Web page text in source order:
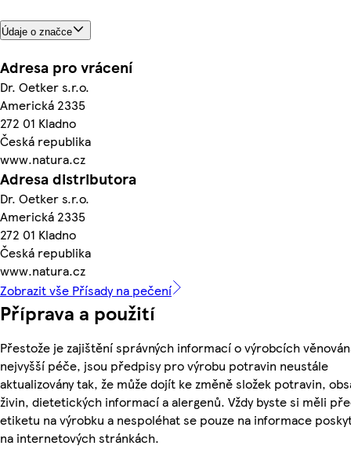
Údaje o značce
Adresa pro vrácení
Dr. Oetker s.r.o.
Americká 2335
272 01 Kladno
Česká republika
www.natura.cz
Adresa distributora
Dr. Oetker s.r.o.
Americká 2335
272 01 Kladno
Česká republika
www.natura.cz
Zobrazit vše Přísady na pečení
Příprava a použití
Přestože je zajištění správných informací o výrobcích
nejvyšší péče, jsou předpisy pro výrobu potravin neustále
aktualizovány tak, že může dojít ke změně složek potravin,
živin, dietetických informací a alergenů. Vždy byste si měli
etiketu na výrobku a nespoléhat se pouze na informace
na internetových stránkách.